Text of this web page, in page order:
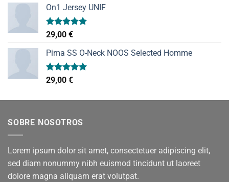
de 5
On1 Jersey UNIF
Valorado
con
de 5
29,00 €
Pima SS O-Neck NOOS Selected Homme
Valorado
con
29,00 €
SOBRE NOSOTROS
Lorem ipsum dolor sit amet, consectetuer adipiscing elit,
sed diam nonummy nibh euismod tincidunt ut laoreet
dolore magna aliquam erat volutpat.